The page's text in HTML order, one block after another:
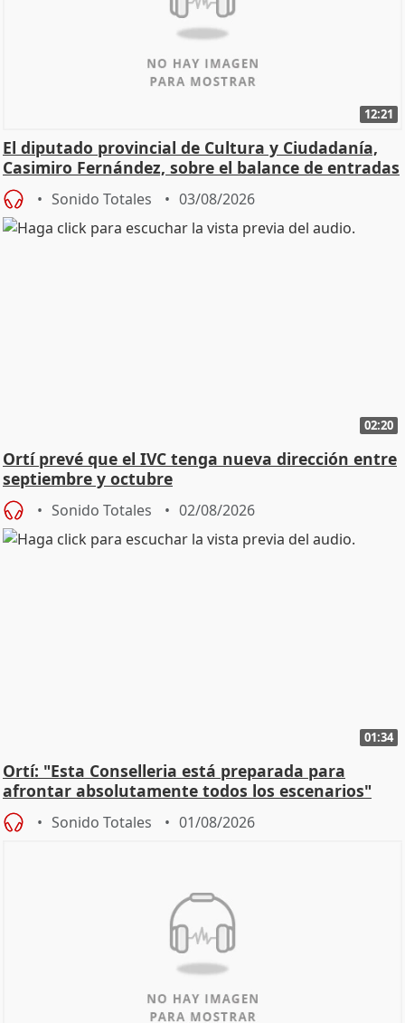
12:21
El diputado provincial de Cultura y Ciudadanía,
Casimiro Fernández, sobre el balance de entradas
Sonido Totales 03/08/2026
02:20
Ortí prevé que el IVC tenga nueva dirección entre
septiembre y octubre
Sonido Totales 02/08/2026
01:34
Ortí: "Esta Conselleria está preparada para
afrontar absolutamente todos los escenarios"
Sonido Totales 01/08/2026